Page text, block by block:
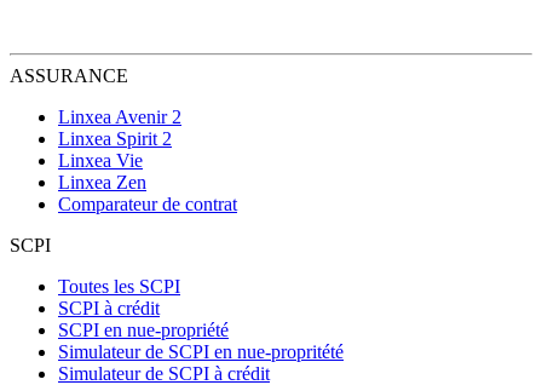
ASSURANCE
Linxea Avenir 2
Linxea Spirit 2
Linxea Vie
Linxea Zen
Comparateur de contrat
SCPI
Toutes les SCPI
SCPI à crédit
SCPI en nue-propriété
Simulateur de SCPI en nue-propritété
Simulateur de SCPI à crédit